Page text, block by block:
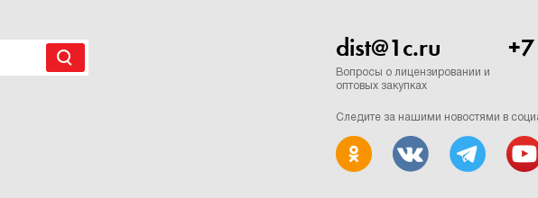
dist@1c.ru
Вопросы о лицензировании и
оптовых закупках
Следите за нашими новостями в